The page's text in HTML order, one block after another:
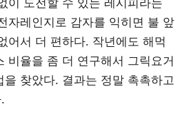
이 도전할 수 있는 레시피라는
자레인지로 감자를 익히면 불 앞
어서 더 편하다. 작년에도 해먹
비율을 좀 더 연구해서 그릭요거
을 찾았다. 결과는 정말 촉촉하고